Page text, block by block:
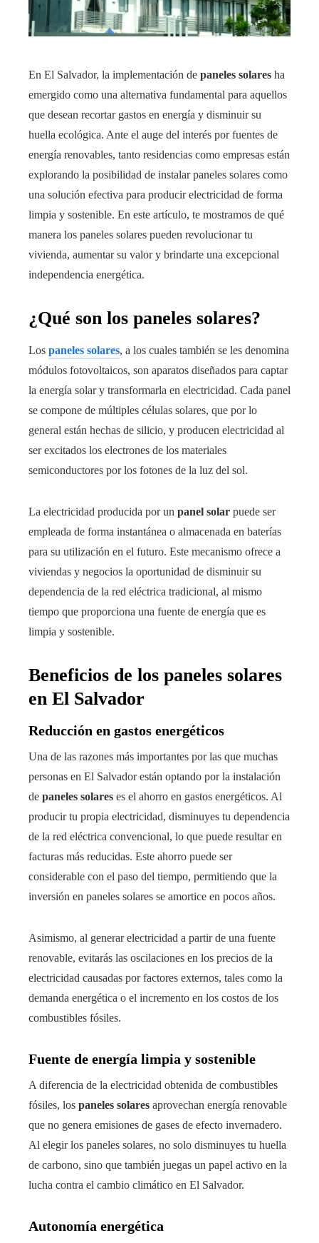
En El Salvador, la implementación de paneles solares ha
emergido como una alternativa fundamental para aquellos
que desean recortar gastos en energía y disminuir su
huella ecológica. Ante el auge del interés por fuentes de
energía renovables, tanto residencias como empresas están
explorando la posibilidad de instalar paneles solares como
una solución efectiva para producir electricidad de forma
limpia y sostenible. En este artículo, te mostramos de qué
manera los paneles solares pueden revolucionar tu
vivienda, aumentar su valor y brindarte una excepcional
independencia energética.
¿Qué son los paneles solares?
Los paneles solares, a los cuales también se les denomina
módulos fotovoltaicos, son aparatos diseñados para captar
la energía solar y transformarla en electricidad. Cada panel
se compone de múltiples células solares, que por lo
general están hechas de silicio, y producen electricidad al
ser excitados los electrones de los materiales
semiconductores por los fotones de la luz del sol.
La electricidad producida por un panel solar puede ser
empleada de forma instantánea o almacenada en baterías
para su utilización en el futuro. Este mecanismo ofrece a
viviendas y negocios la oportunidad de disminuir su
dependencia de la red eléctrica tradicional, al mismo
tiempo que proporciona una fuente de energía que es
limpia y sostenible.
Beneficios de los paneles solares
en El Salvador
Reducción en gastos energéticos
Una de las razones más importantes por las que muchas
personas en El Salvador están optando por la instalación
de paneles solares es el ahorro en gastos energéticos. Al
producir tu propia electricidad, disminuyes tu dependencia
de la red eléctrica convencional, lo que puede resultar en
facturas más reducidas. Este ahorro puede ser
considerable con el paso del tiempo, permitiendo que la
inversión en paneles solares se amortice en pocos años.
Asimismo, al generar electricidad a partir de una fuente
renovable, evitarás las oscilaciones en los precios de la
electricidad causadas por factores externos, tales como la
demanda energética o el incremento en los costos de los
combustibles fósiles.
Fuente de energía limpia y sostenible
A diferencia de la electricidad obtenida de combustibles
fósiles, los paneles solares aprovechan energía renovable
que no genera emisiones de gases de efecto invernadero.
Al elegir los paneles solares, no solo disminuyes tu huella
de carbono, sino que también juegas un papel activo en la
lucha contra el cambio climático en El Salvador.
Autonomía energética